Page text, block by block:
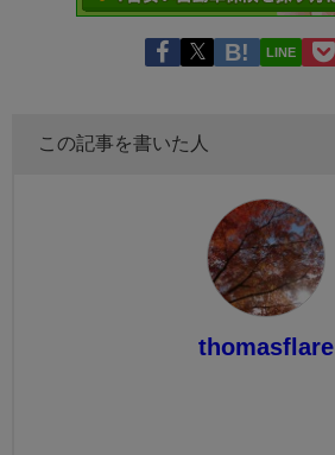
LINE
この記事を書いた人
thomasflare